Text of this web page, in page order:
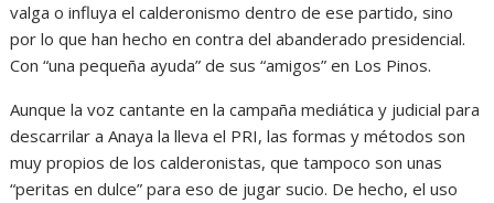
valga o influya el calderonismo dentro de ese partido, sino
por lo que han hecho en contra del abanderado presidencial.
Con “una pequeña ayuda” de sus “amigos” en Los Pinos.
Aunque la voz cantante en la campaña mediática y judicial para
descarrilar a Anaya la lleva el PRI, las formas y métodos son
muy propios de los calderonistas, que tampoco son unas
“peritas en dulce” para eso de jugar sucio. De hecho, el uso